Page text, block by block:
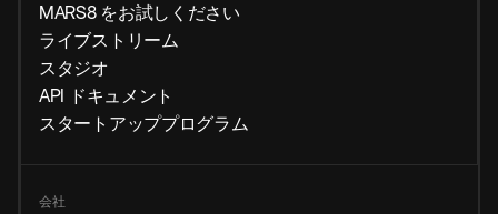
MARS8 をお試しください
ライブストリーム
スタジオ
API ドキュメント
スタートアッププログラム
会社